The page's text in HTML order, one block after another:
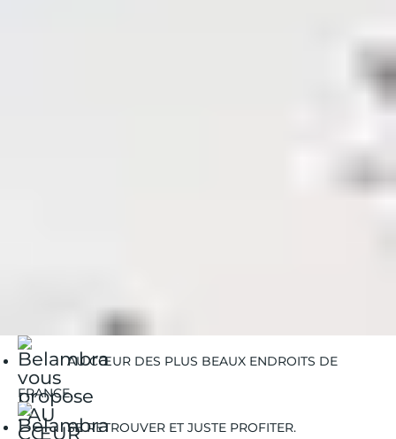
Les plus beaux spots de kitesurf en France
AU CŒUR DES PLUS BEAUX ENDROITS DE
FRANCE.
SE RETROUVER ET JUSTE PROFITER.